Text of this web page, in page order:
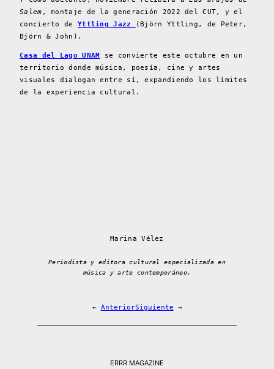
Salem , montaje de la generación 2022 del CUT, y el
concierto de Yttling Jazz
(Björn Yttling, de Peter,
Björn & John).
Casa del Lago UNAM se convierte este octubre en un
territorio donde música, poesía, cine y artes
visuales dialogan entre sí, expandiendo los límites
de la experiencia cultural.
Marina Vélez
Periodista y editora cultural especializada en
música y arte contemporáneo.
← AnteriorSiguiente →
ERRR MAGAZINE